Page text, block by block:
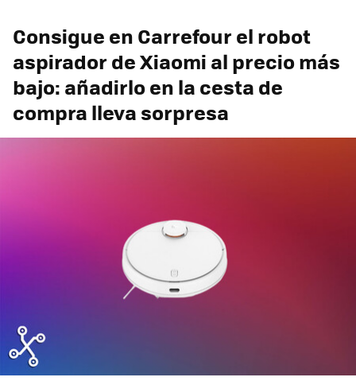
Consigue en Carrefour el robot
aspirador de Xiaomi al precio más
bajo: añadirlo en la cesta de
compra lleva sorpresa